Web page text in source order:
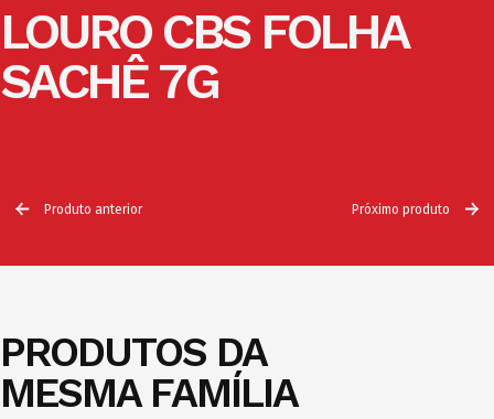
Produto anterior
LOURO CBS FOLHA
SACHÊ 7G
Próximo produto
PRODUTOS DA
MESMA FAMÍLIA